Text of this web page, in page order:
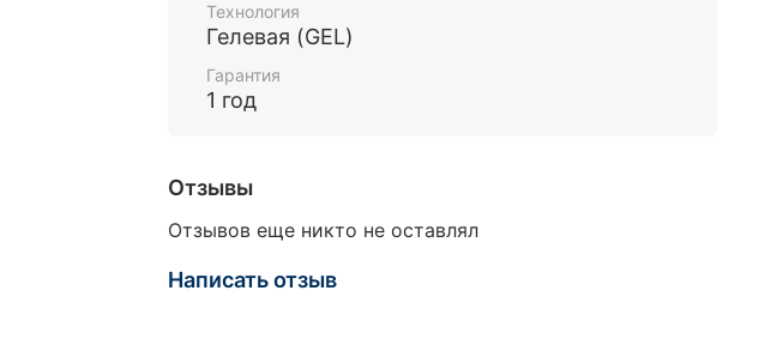
Технология
Гелевая (GEL)
Гарантия
1 год
Отзывы
Отзывов еще никто не оставлял
Написать отзыв